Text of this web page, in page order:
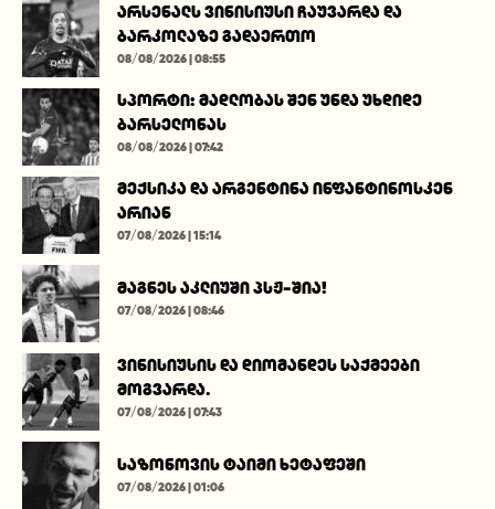
არსენალს ვინისიუსი ჩაუვარდა და
ბარკოლაზე გადაერთო
08/08/2026 | 08:55
სპორტი: მადლობას შენ უნდა უხდიდე
ბარსელონას
08/08/2026 | 07:42
მექსიკა და არგენტინა ინფანტინოსკენ
არიან
07/08/2026 | 15:14
მაგნეს აკლიუში პსჟ-შია!
07/08/2026 | 08:46
ვინისიუსის და დიომანდეს საქმეები
მოგვარდა.
07/08/2026 | 07:43
საზონოვის ტაიმი ხეტაფეში
07/08/2026 | 01:06